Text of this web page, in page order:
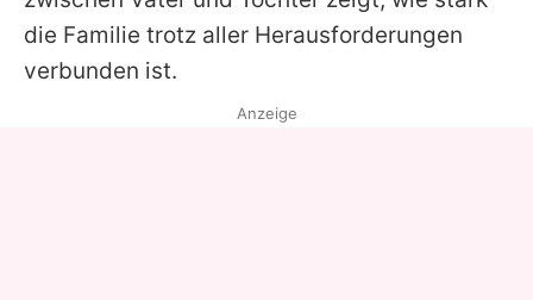
die Familie trotz aller Herausforderungen
verbunden ist.
Anzeige